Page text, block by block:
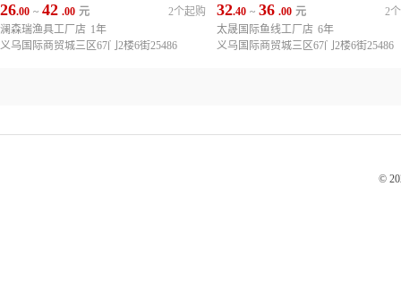
26.00 ~ 42 .00 元
2个起购
澜森瑞渔具工厂店 1年
义乌国际商贸城三区67门2楼6街25486
32.40 ~ 36 .00 元
2
太晟国际鱼线工厂店 6年
义乌国际商贸城三区67门2楼6街25486
©